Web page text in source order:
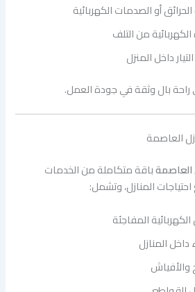
أو الصدمات الكهربائية
من التلف
داخل المنزل
بال وثقة في جودة العمل.
العاصمة
العاصمةباقة متكاملة من الخدمات
احتياجات المنازل، وتشمل:
المفاجئة
داخل المنازل
والأفياش